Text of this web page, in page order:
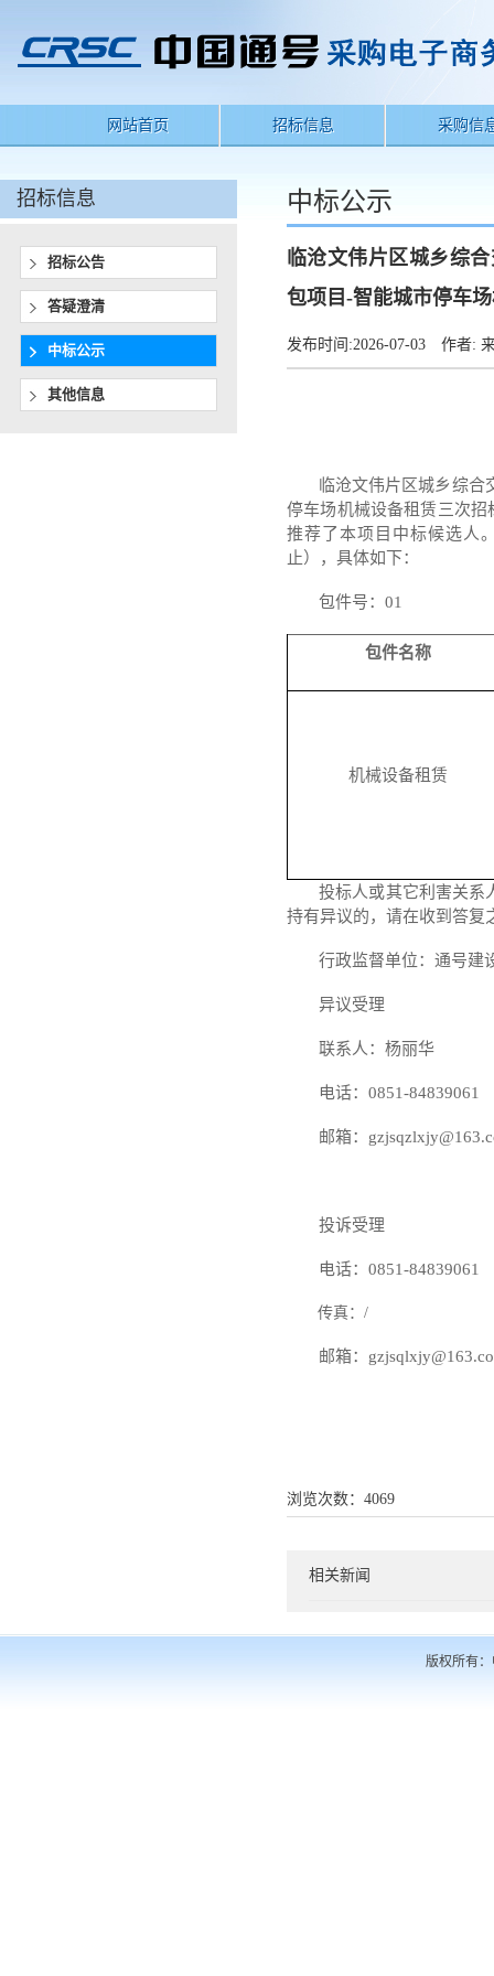
网站首页 招标信息 采购信
招标信息
招标公告
答疑澄清
中标公示
其他信息
中标公示
临沧文伟片区城乡综
包项目-智能城市停车
发布时间:2026-07-03 作者:
临沧文伟片区城乡综
停车场机械设备租赁三次招
推荐了本项目中标候选人
止）
，具体如下：
包件号： 01
包件名称
机械设备租赁
投标人或其它利害关系
持有异议的，请在收到 答复
行政监督单位：通号建
异议受理
联系人：杨丽华
电话： 0851-84839061
邮箱：
投诉受理
电话： 0851-84839061
传真： /
邮箱：
浏览次数： 4069
相关新闻
版权所有